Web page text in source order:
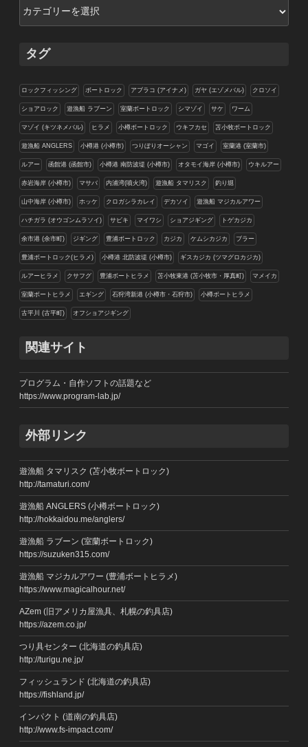
テ
ゴ
タグ
ロックフィッシング ボートロック アブラコ (アイナメ) ガヤ (エゾメバル) クロソイ
ショアロック 遊漁船 ラブーン 室蘭ボートロック シマゾイ サケ ワーム
マゾイ (キツネメバル) ヒラメ 小樽ボートロック ウキフカセ 苫小牧ボートロック
遊漁船 ANGLERS 小樽港 (小樽市) つりぼりオーシャン マゴイ 室蘭港 (室蘭市)
ルアー 函館港 (函館市) 小樽港 南防波堤 (小樽市) オタモイ海岸 (小樽市) ウキルアー
赤岩海岸 (小樽市) マサバ 内浦湾(噴火湾) 遊漁船 タマリスク 釣り堀
山中海岸 (小樽市) ホッケ クロガシラカレイ デカソイ 遊漁船 マジカルアワー
ハチガラ (オウゴンムラソイ) サビキ マイワシ ショアジギング トゲカジカ
余市港 (余市町) ジギング 豊浦ボートロック カジカ ケムシカジカ ブラー
豊浦ボートロック(ヒラメ) 小樽港 北防波堤 (小樽市) ギスカジカ (ツマグロカジカ)
ルアーヒラメ クサフグ 豊浦ボートヒラメ 苫小牧東港 (苫小牧市・厚真町) マメイカ
室蘭ボートヒラメ エギング 石狩湾新港 (小樽市・石狩市) 小樽ボートヒラメ
古平川 (古平町) オフショアジギング
関連サイト
プログラム・自作ソフトの話題など
https://www.program-lab.jp/
外部リンク
遊漁船 タマリスク (苫小牧ボートロック)
http://tamaturi.com/
遊漁船 ANGLERS (小樽ボートロック)
http://hokkaidou.me/anglers/
遊漁船 ラブーン (室蘭ボートロック)
https://suzuken315.com/
遊漁船 マジカルアワー (豊浦ボートヒラメ)
https://www.magicalhour.net/
AZem (旧アメリカ屋漁具、札幌の釣具店)
https://azem.co.jp/
つり具センター (北海道の釣具店)
http://turigu.ne.jp/
フィッシュランド (北海道の釣具店)
https://fishland.jp/
インパクト (道南の釣具店)
http://www.fs-impact.com/